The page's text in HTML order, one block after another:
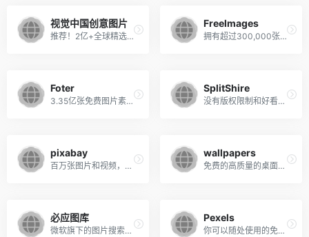
视觉中国创意图片
推荐！2亿+全球精选正版素材，高清图片、音视频
Freelmages
拥有超过300,000张免费图片，快速找到完美的免版税图片
Foter
3.35亿张免费图片素材，优质免版库
SplitShire
没有版权限制和好看的免费图片素材
pixabay
百万张图片和视频，发现免费图片和视频的最佳来源
wallpapers
免费的高质量的桌面壁纸网站
必应图库
微软旗下的图片搜索引擎，
Pexels
你可以随处使用的免费照片，免费用于商业用途，无需归属